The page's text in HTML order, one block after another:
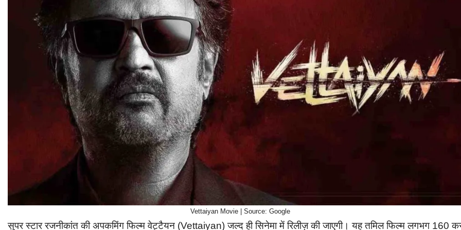
Vettaiyan Movie | Source: Google
सुपर स्टार रजनीकांत की अपकमिंग फिल्म वेट्टैयन (Vettaiyan) जल्द ही सिनेमा में रिलीज़ की जाएगी। यह तमिल फिल्म लगभग 160